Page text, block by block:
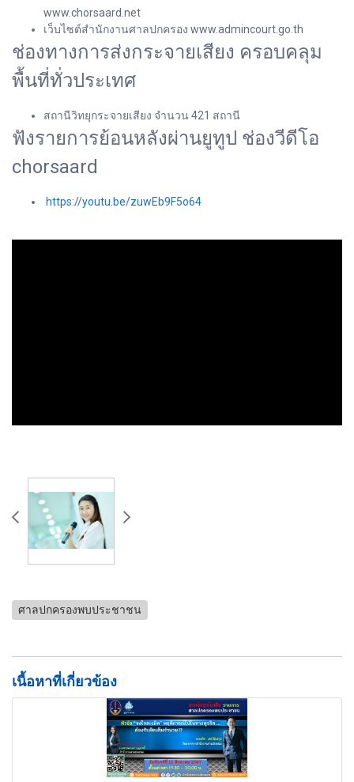
www.chorsaard.net
เว็บไซต์สำนักงานศาลปกครอง www.admincourt.go.th
ช่องทางการส่งกระจายเสียง ครอบคลุม
พื้นที่ทั่วประเทศ
สถานีวิทยุกระจายเสียง จำนวน 421 สถานี
ฟังรายการย้อนหลังผ่านยูทูป ช่องวีดีโอ
chorsaard
https://youtu.be/zuwEb9F5o64
ศาลปกครองพบประชาชน
เนื้อหาที่เกี่ยวข้อง